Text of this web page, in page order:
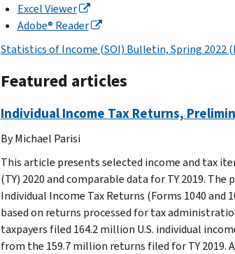
Excel Viewer
Adobe® Reader
Statistics of Income (SOI) Bulletin, Spring 2022
Featured articles
Individual Income Tax Returns,
By Michael Parisi
This article presents selected income and tax
(TY) 2020 and comparable data for TY 2019.
Individual Income Tax Returns (Forms 1040
based on returns processed for tax
taxpayers filed 164.2 million U.S. individual
from the 159.7 million returns filed for TY 2019.